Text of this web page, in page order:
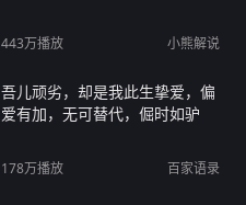
443万播放 小熊解说
吾儿顽劣，却是我此生挚爱，偏
爱有加，无可替代，倔时如驴
178万播放 百家语录